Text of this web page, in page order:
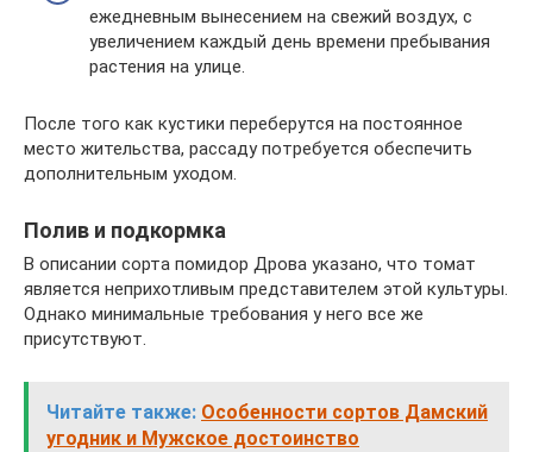
ежедневным вынесением на свежий воздух, с
увеличением каждый день времени пребывания
растения на улице.
После того как кустики переберутся на постоянное
место жительства, рассаду потребуется обеспечить
дополнительным уходом.
Полив и подкормка
В описании сорта помидор Дрова указано, что томат
является неприхотливым представителем этой культуры.
Однако минимальные требования у него все же
присутствуют.
Читайте также: Особенности сортов Дамский
угодник и Мужское достоинство